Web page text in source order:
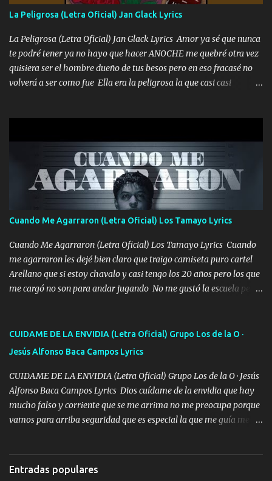
aunque ustedes no sepan Pero la vida es muy corta Hay que
echarle chingazos Y seguir trabajando porque nada es...
La Peligrosa (Letra Oficial) Jan Glack Lyrics
La Peligrosa (Letra Oficial) Jan Glack Lyrics Amor ya sé que nunca
te podré tener ya no hayo que hacer ANOCHE me quebré otra vez
quisiera ser el hombre dueño de tus besos pero en eso fracasé no
volverá a ser como fue Ella era la peligrosa la que casi casi
Música Amar me duele estoy rodeado de mujeres pero solo
quieren billetes y yo que solo ocupo verte Recuerdo echábamos
pasión en la troca tus labios besándome yo quitándote la ropa no
quiero que sea nunca con otra yo quiero llevarte a la Luna y si
quieres en ese momento te pido que seas mi esposa Chingada
madre no quiero dejar de tenerte no ayuda la p'uta loquera y al
chile quisiera ser menos de ti dependiente la pinche tristeza me
encierra princesa tu sabes que nunca saldras de mi mente Ella era
la peligro...
Cuando Me Agarraron (Letra Oficial) Los Tamayo Lyrics
Cuando Me Agarraron (Letra Oficial) Los Tamayo Lyrics Cuando
me agarraron les dejé bien claro que traigo camiseta puro cartel
Arellano que si estoy chavalo y casi tengo los 20 años pero los que
me cargó no son para andar jugando No me gustó la escuela pero
firme el legado que si como me llamó varios ya se han preguntado
Yo Soy El De Las Pacas Sobrino Del Brazo Armad0 Con mi Glock
mando un abrazo andamos al cien Choritas también Música
Ando en la colonia bien acelerado traigo un M2 que nunca me ha
fallado para mi compadre mandó un fuerte abrazo también al
Especial sabe que lo apreciamos En los mejores antros me verán
lo que hablo Entre lob...
CUIDAME DE LA ENVIDIA (Letra Oficial) Grupo Los de la O ·
Jesús Alfonso Baca Campos Lyrics
CUIDAME DE LA ENVIDIA (Letra Oficial) Grupo Los de la O · Jesús
Alfonso Baca Campos Lyrics Dios cuídame de la envidia que hay
mucho falso y corriente que se me arrima no me preocupa porque
vamos para arriba seguridad que es especial la que me guía me
yo soy gente con la gente corrientes les busco la frente Ya me ha
tocado tirar bala sé que las broncas ni perdidas ni ganadas hay
Entradas populares